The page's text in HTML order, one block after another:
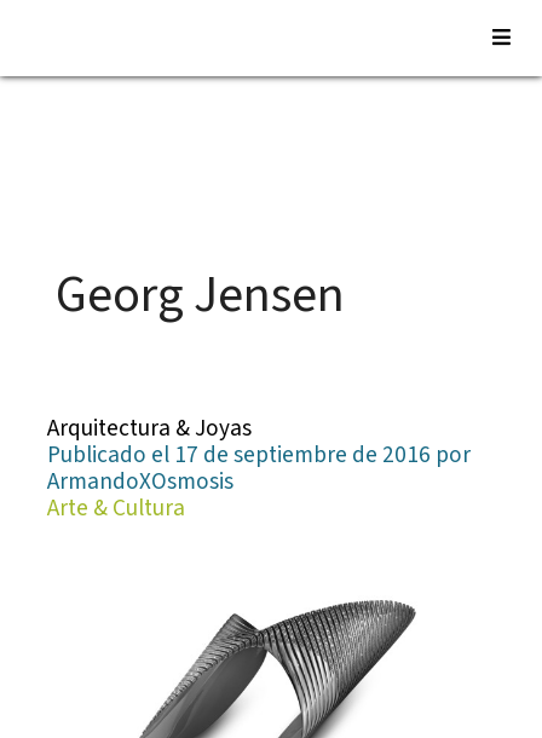
Saltar
Georg Jensen
Arquitectura & Joyas
Publicado el 17 de septiembre de 2016 por
ArmandoXOsmosis
Arte & Cultura